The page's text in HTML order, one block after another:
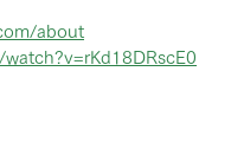
about